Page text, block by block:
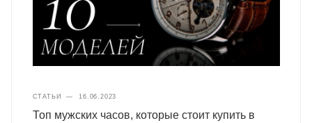
СТАТЬИ — 16.06.2023
Топ мужских часов, которые стоит купить в